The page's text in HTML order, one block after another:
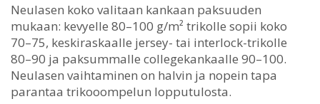
Neulasen koko valitaan kankaan paksuuden
mukaan: kevyelle 80–100 g/m² trikolle sopii koko
70–75, keskiraskaalle jersey- tai interlock-trikolle
80–90 ja paksummalle collegekankaalle 90–100.
Neulasen vaihtaminen on halvin ja nopein tapa
parantaa trikooompelun lopputulosta.